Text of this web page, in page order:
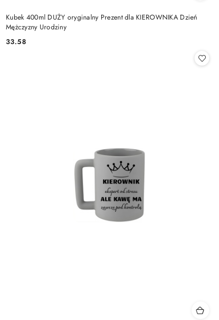
Kubek 400ml DUŻY oryginalny Prezent dla KIEROWNIKA Dzień
Mężczyzny Urodziny
Cena:
33.58